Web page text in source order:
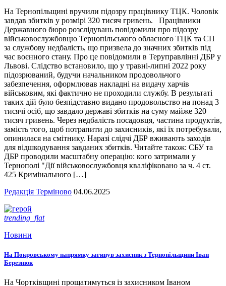
На Тернопільщині вручили підозру працівнику ТЦК. Чоловік
завдав збитків у розмірі 320 тисяч гривень. Працівники
Державного бюро розслідувань повідомили про підозру
військовослужбовцю Тернопільського обласного ТЦК та СП
за службову недбалість, що призвела до значних збитків під
час воєнного стану. Про це повідомили в Теруправлінні ДБР у
Львові. Слідство встановило, що у травні-липні 2022 року
підозрюваний, будучи начальником продовольчого
забезпечення, оформлював накладні на видачу харчів
військовим, які фактично не проходили службу. В результаті
таких дій було безпідставно видано продовольство на понад 3
тисячі осіб, що завдало державі збитків на суму майже 320
тисяч гривень. Через недбалість посадовця, частина продуктів,
замість того, щоб потрапити до захисників, які їх потребували,
опинилася на смітнику. Наразі слідчі ДБР вживають заходів
для відшкодування завданих збитків. Читайте також: СБУ та
ДБР проводили масштабну операцію: кого затримали у
Тернополі "Дії військовослужбовця кваліфіковано за ч. 4 ст.
425 Кримінального […]
Редакція Терміново 04.06.2025
trending_flat
Новини
На Покровському напрямку загинув захисник з Тернопільщини Іван
Березнюк
На Чортківщині прощатимуться із захисником Іваном